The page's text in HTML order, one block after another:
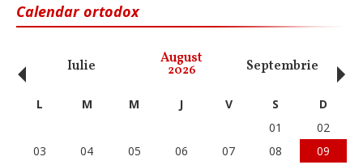
Calendar ortodox
Iulie August
2026 Septembrie
‹ L M M J V S
D
01
02
03
04 05 06 07 08
09